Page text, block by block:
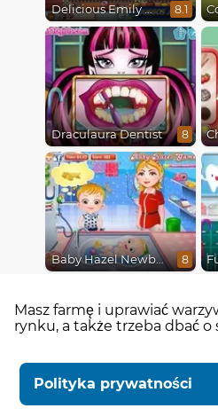
Delicious Emily New Beginning 8.1
Draculaura Dentist 8
Baby Hazel Newborn Vaccination 8
Masz farmę i uprawiać
rynku, a także trzeba dbać o
Polityka prywatności